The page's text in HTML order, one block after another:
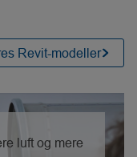
Revit-modeller
luft og mere